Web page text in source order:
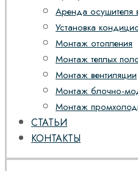
Аренда осушителя
Установка
Монтаж отопления
Монтаж теплых
Монтаж вентиляции
Монтаж блочно-
Монтаж
СТАТЬИ
КОНТАКТЫ